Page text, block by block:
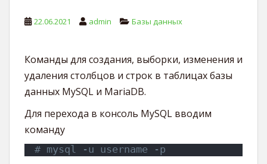
22.06.2021 admin Базы данных
Команды для создания, выборки, изменения и
удаления столбцов и строк в таблицах базы
данных MySQL и MariaDB.
Для перехода в консоль MySQL вводим
команду
# mysql -u username -p